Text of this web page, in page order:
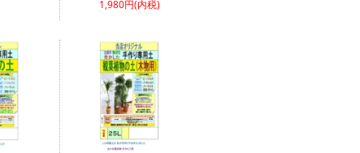
1,980円(内税)